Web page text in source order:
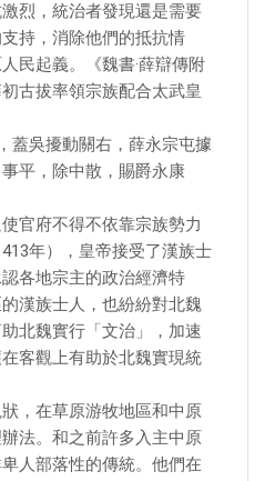
烈，統治者發現還是需要
持，消除他們的抵抗情
民起義。《魏書·薛辯傳附
古拔率領宗族配合太武皇
蓋吳擾動關右，薛永宗屯據
平，除中散，賜爵永康
官府不得不依靠宗族勢力
年），皇帝接受了漢族士
各地宗主的政治經濟特
漢族士人，也紛紛對北魏
北魏實行「文治」，加速
客觀上有助於北魏實現統
，在草原游牧地區和中原
法。和之前許多入主中原
人部落性的傳統。他們在